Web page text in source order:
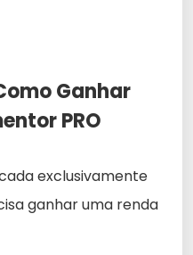
Ganhar
PRO
exclusivamente
ganhar uma renda